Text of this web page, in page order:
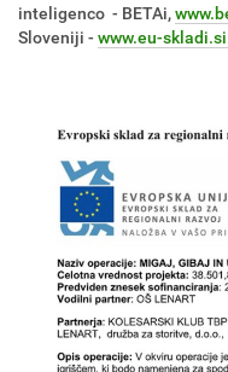
inteligenco - BETAi,
Sloveniji - www.eu-